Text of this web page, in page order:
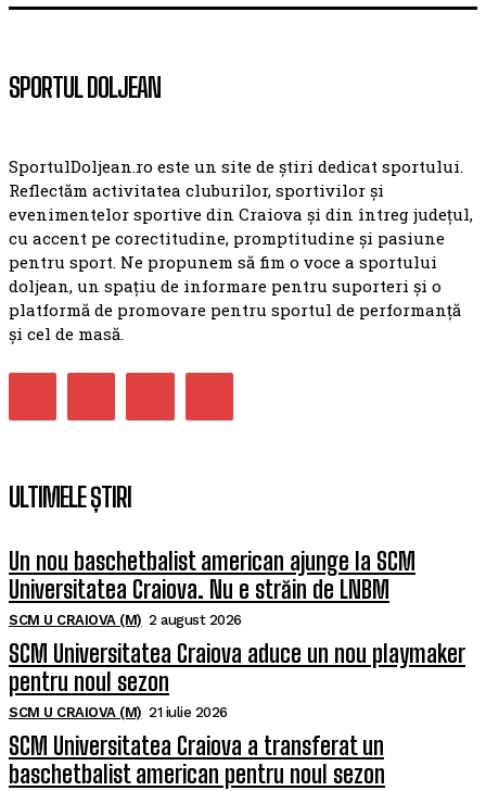
SPORTUL DOLJEAN
SportulDoljean.ro este un site de știri dedicat sportului.
Reflectăm activitatea cluburilor, sportivilor și
evenimentelor sportive din Craiova și din întreg județul,
cu accent pe corectitudine, promptitudine și pasiune
pentru sport. Ne propunem să fim o voce a sportului
doljean, un spațiu de informare pentru suporteri și o
platformă de promovare pentru sportul de performanță
și cel de masă.
ULTIMELE ȘTIRI
Un nou baschetbalist american ajunge la SCM
Universitatea Craiova. Nu e străin de LNBM
SCM U CRAIOVA (M) 2 august 2026
SCM Universitatea Craiova aduce un nou playmaker
pentru noul sezon
SCM U CRAIOVA (M) 21 iulie 2026
SCM Universitatea Craiova a transferat un
baschetbalist american pentru noul sezon